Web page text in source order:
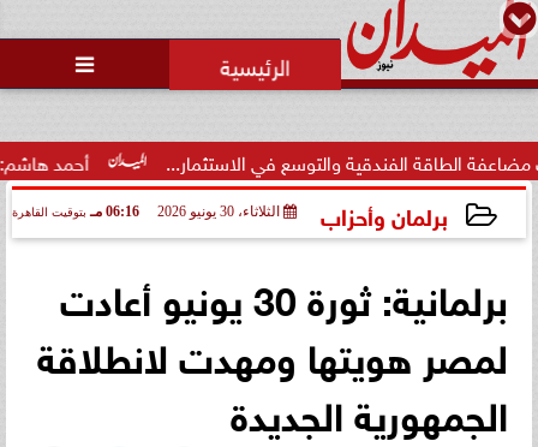

أحمد هاشم: الإعلام الفندقية والتوسع في الاستثمار...
برلمان وأحزاب الثلاثاء، 30 يونيو 2026 06:16 مـ بتوقيت القاهرة
برلمانية: ثورة 30 يونيو أعادت
لمصر هويتها ومهدت لانطلاقة
الجمهورية الجديدة